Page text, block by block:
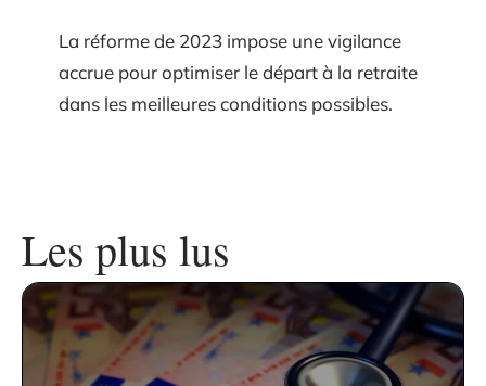
La réforme de 2023 impose une vigilance
accrue pour optimiser le départ à la retraite
dans les meilleures conditions possibles.
Les plus lus